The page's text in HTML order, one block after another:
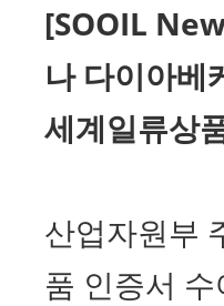
[SOOIL
나 다이아베
세계일류상
산업자원부
품 인증서